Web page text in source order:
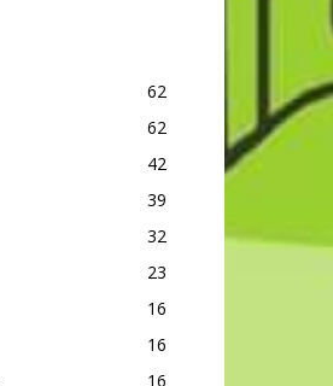
62
62
42
39
32
23
16
16
16